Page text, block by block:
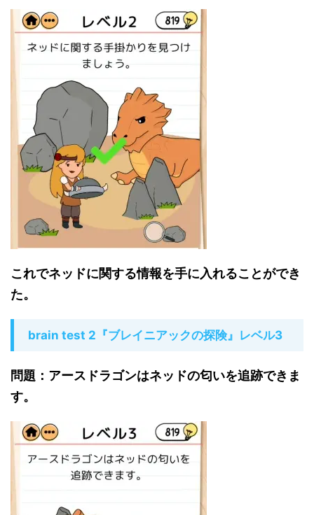
これでネッドに関する情報を手に入れることができ
た。
brain test 2『ブレイニアックの探険』レベル3
問題：アースドラゴンはネッドの匂いを追跡できま
す。